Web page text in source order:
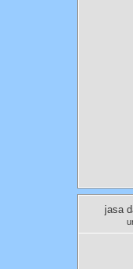
jasa